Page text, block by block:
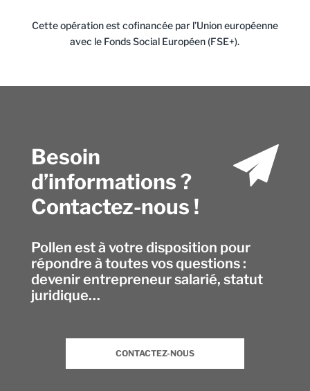
Cette opération est cofinancée par l’Union européenne
avec le Fonds Social Européen (FSE+).
Besoin
d’informations ?
Contactez-nous !
Pollen est à votre disposition pour
répondre à toutes vos questions :
devenir entrepreneur salarié, statut
juridique…
CONTACTEZ-NOUS